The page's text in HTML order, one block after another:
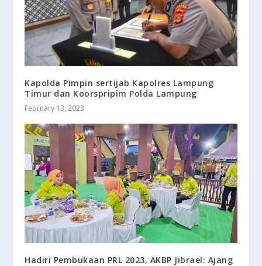
Kapolda Pimpin sertijab Kapolres Lampung
Timur dan Koorspripim Polda Lampung
February 13, 2023
Hadiri Pembukaan PRL 2023, AKBP Jibrael: Ajang